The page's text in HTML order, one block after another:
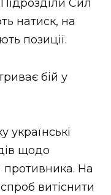
Підрозділи Сил
натиск, на
позиції.
бій у
щодо
На
витіснити